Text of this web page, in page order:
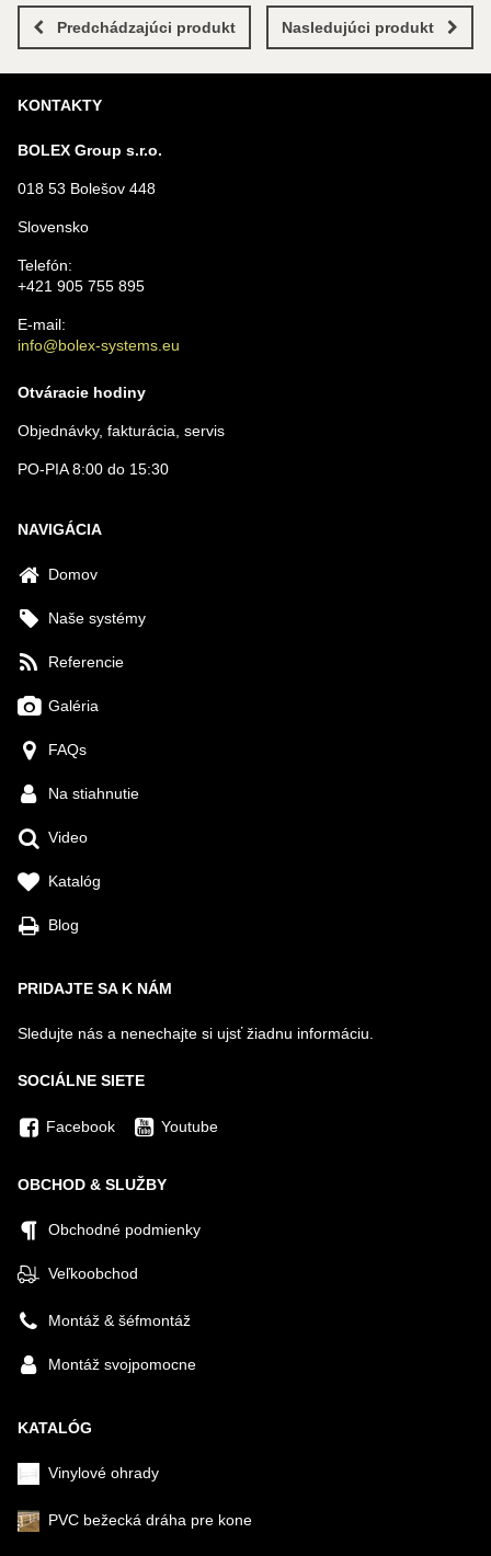
Nový komentár
MENO
VÁŠ E-MAIL
VAŠA OTÁZKA K PRODUKTU
Predchádzajúci produkt Nasledujúci produkt
KONTAKTY
BOLEX Group s.r.o.
018 53 Bolešov 448
Slovensko
Telefón:
+421 905 755 895
E-mail:
info@bolex-systems.eu
Otváracie hodiny
Objednávky, fakturácia, servis
PO-PIA 8:00 do 15:30
NAVIGÁCIA
Domov
Naše systémy
Referencie
Galéria
FAQs
Na stiahnutie
Video
Katalóg
Blog
PRIDAJTE SA K NÁM
Sledujte nás a nenechajte si ujsť žiadnu informáciu.
SOCIÁLNE SIETE
Facebook Youtube
OBCHOD & SLUŽBY
Obchodné podmienky
Veľkoobchod
Montáž & šéfmontáž
Montáž svojpomocne
KATALÓG
Vinylové ohrady
PVC bežecká dráha pre kone